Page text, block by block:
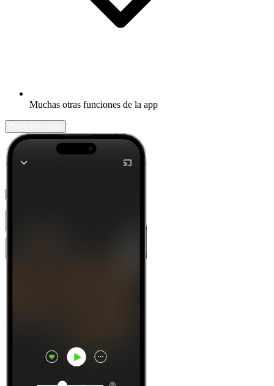
Muchas otras funciones de la app